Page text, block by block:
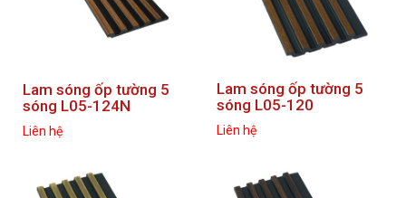
Lam sóng ốp tường 5
sóng L05-124N
Liên hệ
Lam sóng ốp tường 5
sóng L05-120
Liên hệ